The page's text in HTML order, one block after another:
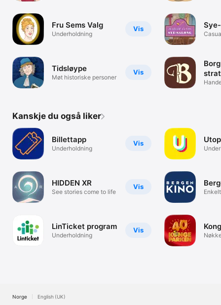
Vis
Fru Sems Valg
Underholdning
Vis
Tidsløype
Møt historiske personer
Kanskje du også liker
Vis
Billettapp
Underholdning
Vis
HIDDEN XR
See stories come to life
Vis
LinTicket program
Underholdning
Norge English (UK)